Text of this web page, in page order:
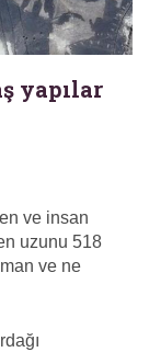
yapılar
ve insan
uzunu 518
ve ne